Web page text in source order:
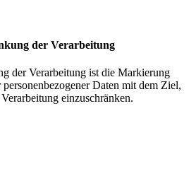
der Verarbeitung
der Verarbeitung ist die Markierung
personenbezogener Daten mit dem Ziel,
einzuschränken.